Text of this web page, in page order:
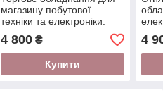
магазину побутової
техніки та електроніки.
4 800₴
Купити
4